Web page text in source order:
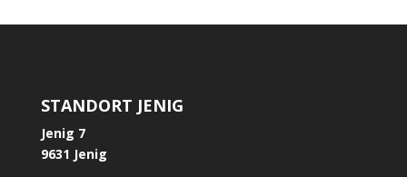
STANDORT JENIG
Jenig 7
9631 Jenig